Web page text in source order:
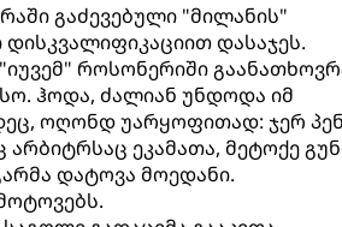
გაძევებული "მილანის"
დასაჯეს.
როსონერიში
ჰოდა, ძალიან უნდოდა იმ
ოღონდ უარყოფითად: ჯერ
არბიტრსაც ეკამათა, მეტოქე
დატოვა მოედანი.